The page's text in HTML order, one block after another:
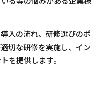
入の流れ、研修選びのポ
切な研修を実施し、イン
を提供します。